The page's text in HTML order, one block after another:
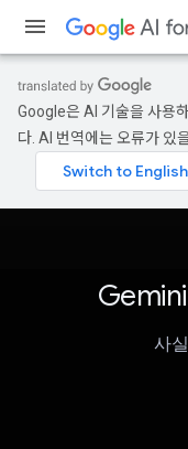
Google은 AI 기술을 사용
다. AI 번역에는 오류가 있
사